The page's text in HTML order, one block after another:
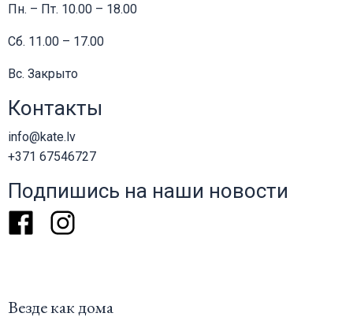
Пн. – Пт. 10.00 – 18.00
Сб. 11.00 – 17.00
Вс. Закрыто
Контакты
info@kate.lv
+371 67546727
Подпишись на наши новости
FacebookInstagram
Везде как дома